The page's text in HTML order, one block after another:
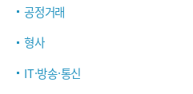
공정거래
형사
IT·방송·통신